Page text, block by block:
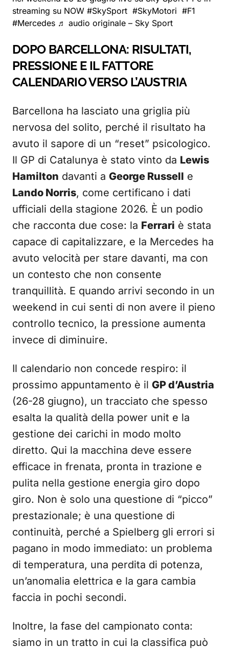
streaming su NOW #SkySport #SkyMotori #F1
#Mercedes ♬ audio originale – Sky Sport
DOPO BARCELLONA: RISULTATI,
PRESSIONE E IL FATTORE
CALENDARIO VERSO L’AUSTRIA
Barcellona ha lasciato una griglia più
nervosa del solito, perché il risultato ha
avuto il sapore di un “reset” psicologico.
Il GP di Catalunya è stato vinto da Lewis
Hamilton davanti a George Russell e
Lando Norris, come certificano i dati
ufficiali della stagione 2026. È un podio
che racconta due cose: la Ferrari è stata
capace di capitalizzare, e la Mercedes ha
avuto velocità per stare davanti, ma con
un contesto che non consente
tranquillità. E quando arrivi secondo in un
weekend in cui senti di non avere il pieno
controllo tecnico, la pressione aumenta
invece di diminuire.
Il calendario non concede respiro: il
prossimo appuntamento è il GP d’Austria
(26-28 giugno), un tracciato che spesso
esalta la qualità della power unit e la
gestione dei carichi in modo molto
diretto. Qui la macchina deve essere
efficace in frenata, pronta in trazione e
pulita nella gestione energia giro dopo
giro. Non è solo una questione di “picco”
prestazionale; è una questione di
continuità, perché a Spielberg gli errori si
pagano in modo immediato: un problema
di temperatura, una perdita di potenza,
un’anomalia elettrica e la gara cambia
faccia in pochi secondi.
Inoltre, la fase del campionato conta:
siamo in un tratto in cui la classifica può